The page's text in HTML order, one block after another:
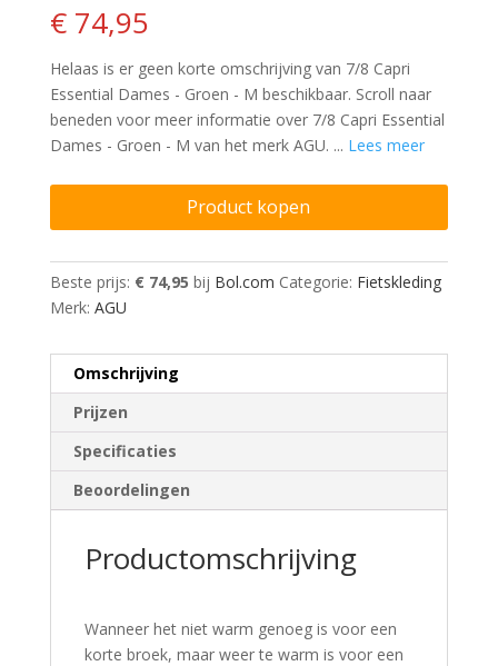
€ 74,95
Helaas is er geen korte omschrijving van 7/8 Capri
Essential Dames - Groen - M beschikbaar. Scroll naar
beneden voor meer informatie over 7/8 Capri Essential
Dames - Groen - M van het merk AGU. ... Lees meer
Product kopen
Beste prijs: € 74,95 bij Bol.com Categorie: Fietskleding
Merk: AGU
Omschrijving
Prijzen
Specificaties
Beoordelingen
Productomschrijving
Wanneer het niet warm genoeg is voor een
korte broek, maar weer te warm is voor een